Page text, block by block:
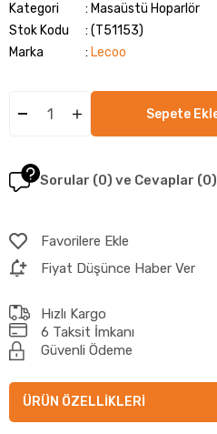
Kategori
Masaüstü Hoparlör
Stok Kodu
(T51153)
Marka
: Lecoo
Sorular (0) ve Cevaplar (0)
Favorilere Ekle
Fiyat Düşünce Haber Ver
Hızlı Kargo
6 Taksit İmkanı
Güvenli Ödeme
ÜRÜN ÖZELLIKLERI